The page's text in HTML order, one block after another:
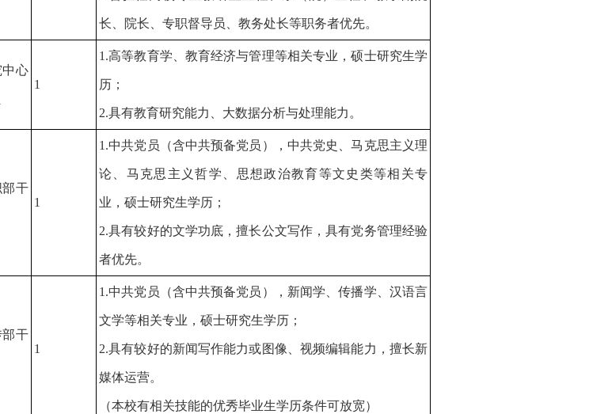
长、院长、专职督导员、教务处长等职务者优先。
中心
1
1.高等教育学、教育经济与管理等相关专业，硕士研究生学
历；
2.具有教育研究能力、大数据分析与处理能力。
部干
1
1.中共党员（含中共预备党员），中共党史、马克思主义理
论、马克思主义哲学、思想政治教育等文史类等相关专
业，硕士研究生学历；
2.具有较好的文学功底，擅长公文写作，具有党务管理经验
者优先。
部干
1
1.中共党员（含中共预备党员），新闻学、传播学、汉语言
文学等相关专业，硕士研究生学历；
2.具有较好的新闻写作能力或图像、视频编辑能力，擅长新
媒体运营。
（本校有相关技能的优秀毕业生学历条件可放宽）